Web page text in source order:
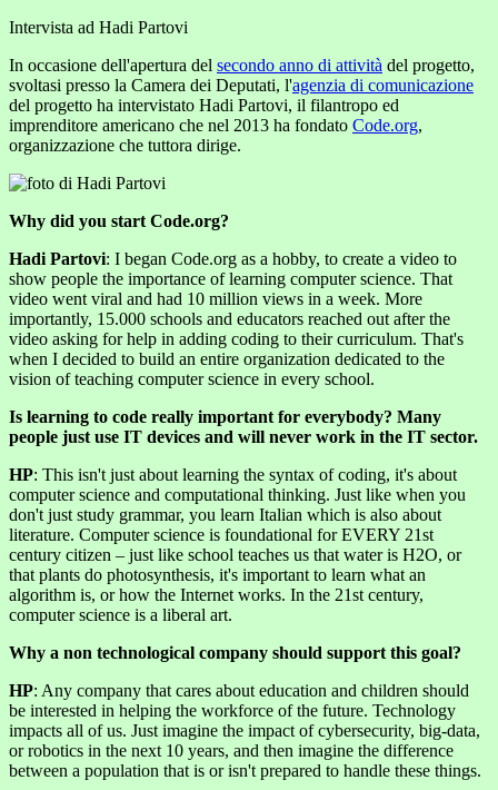
Intervista ad Hadi Partovi
In occasione dell'apertura del secondo anno di attività del progetto,
svoltasi presso la Camera dei Deputati, l'agenzia di comunicazione
del progetto ha intervistato Hadi Partovi, il filantropo ed
imprenditore americano che nel 2013 ha fondato Code.org,
organizzazione che tuttora dirige.
Why did you start Code.org?
Hadi Partovi: I began Code.org as a hobby, to create a video to
show people the importance of learning computer science. That
video went viral and had 10 million views in a week. More
importantly, 15.000 schools and educators reached out after the
video asking for help in adding coding to their curriculum. That's
when I decided to build an entire organization dedicated to the
vision of teaching computer science in every school.
Is learning to code really important for everybody? Many
people just use IT devices and will never work in the IT sector.
HP: This isn't just about learning the syntax of coding, it's about
computer science and computational thinking. Just like when you
don't just study grammar, you learn Italian which is also about
literature. Computer science is foundational for EVERY 21st
century citizen – just like school teaches us that water is H2O, or
that plants do photosynthesis, it's important to learn what an
algorithm is, or how the Internet works. In the 21st century,
computer science is a liberal art.
Why a non technological company should support this goal?
HP: Any company that cares about education and children should
be interested in helping the workforce of the future. Technology
impacts all of us. Just imagine the impact of cybersecurity, big-data,
or robotics in the next 10 years, and then imagine the difference
between a population that is or isn't prepared to handle these things.